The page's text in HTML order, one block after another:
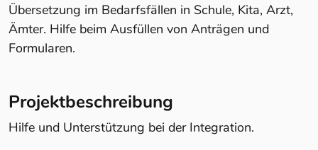
Übersetzung im Bedarfsfällen in Schule, Kita, Arzt,
Ämter. Hilfe beim Ausfüllen von Anträgen und
Formularen.
Projektbeschreibung
Hilfe und Unterstützung bei der Integration.